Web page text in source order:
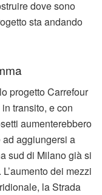
dove sono
sta andando
progetto Carrefour
transito, e con
aumenterebbero
aggiungersi a
sud di Milano già si
dei mezzi
la Strada